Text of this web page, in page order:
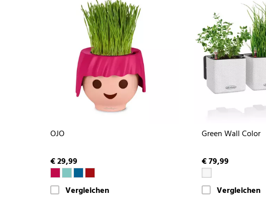
OJO
€ 29,99
Vergleichen
Green Wall Color
€ 79,99
Vergleichen